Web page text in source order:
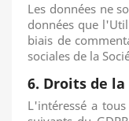
Les données ne
données que
biais de
sociales de la
6. Droits de
L'intéressé a